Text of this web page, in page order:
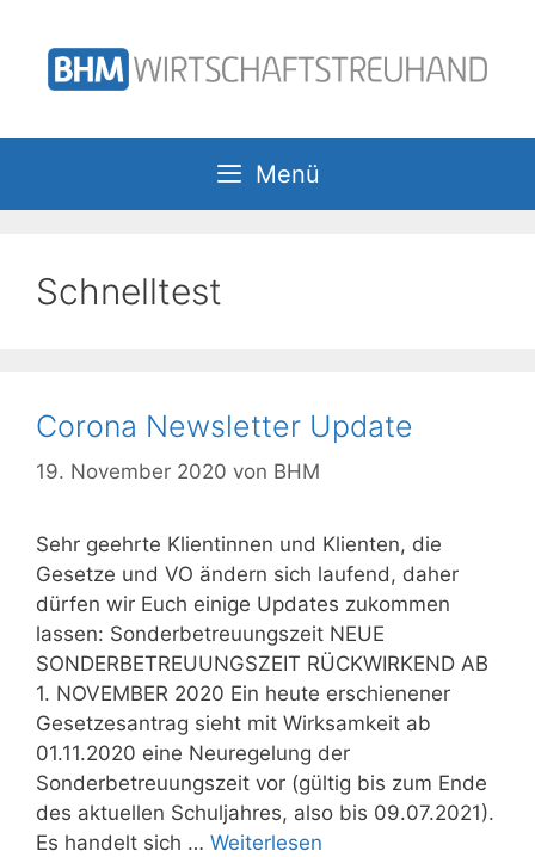
Inhalt
springen
Menü
Schnelltest
Corona Newsletter Update
19. November 2020 von BHM
Sehr geehrte Klientinnen und Klienten, die
Gesetze und VO ändern sich laufend, daher
dürfen wir Euch einige Updates zukommen
lassen: Sonderbetreuungszeit NEUE
SONDERBETREUUNGSZEIT RÜCKWIRKEND AB
1. NOVEMBER 2020 Ein heute erschienener
Gesetzesantrag sieht mit Wirksamkeit ab
01.11.2020 eine Neuregelung der
Sonderbetreuungszeit vor (gültig bis zum Ende
des aktuellen Schuljahres, also bis 09.07.2021).
Es handelt sich … Weiterlesen